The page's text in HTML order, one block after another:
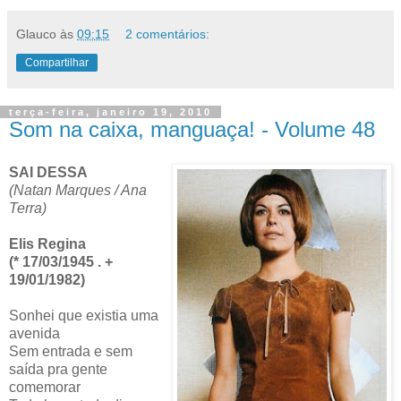
Glauco às 09:15 2 comentários:
Compartilhar
terça-feira, janeiro 19, 2010
Som na caixa, manguaça! - Volume 48
SAI DESSA
(Natan Marques / Ana
Terra)
Elis Regina
(* 17/03/1945 . +
19/01/1982)
Sonhei que existia uma
avenida
Sem entrada e sem
saída pra gente
comemorar